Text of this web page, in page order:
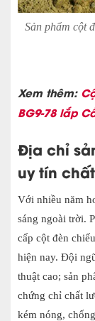
Sản phẩm cột
Xem thêm:
BG9-78 lắp
Địa chỉ
uy tín
Với nhiều năm
sáng ngoài trời.
cấp cột đèn
hiện nay. Đội
thuật cao; sản
chứng chỉ chất
kém nóng,